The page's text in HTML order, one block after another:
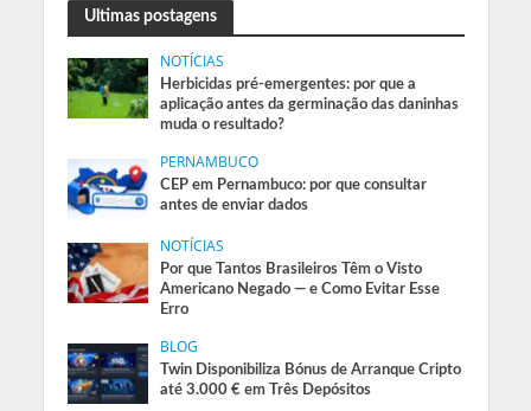
Ultimas postagens
NOTÍCIAS
Herbicidas pré-emergentes: por que a
aplicação antes da germinação das daninhas
muda o resultado?
PERNAMBUCO
CEP em Pernambuco: por que consultar
antes de enviar dados
NOTÍCIAS
Por que Tantos Brasileiros Têm o Visto
Americano Negado — e Como Evitar Esse
Erro
BLOG
Twin Disponibiliza Bónus de Arranque Cripto
até 3.000 € em Três Depósitos